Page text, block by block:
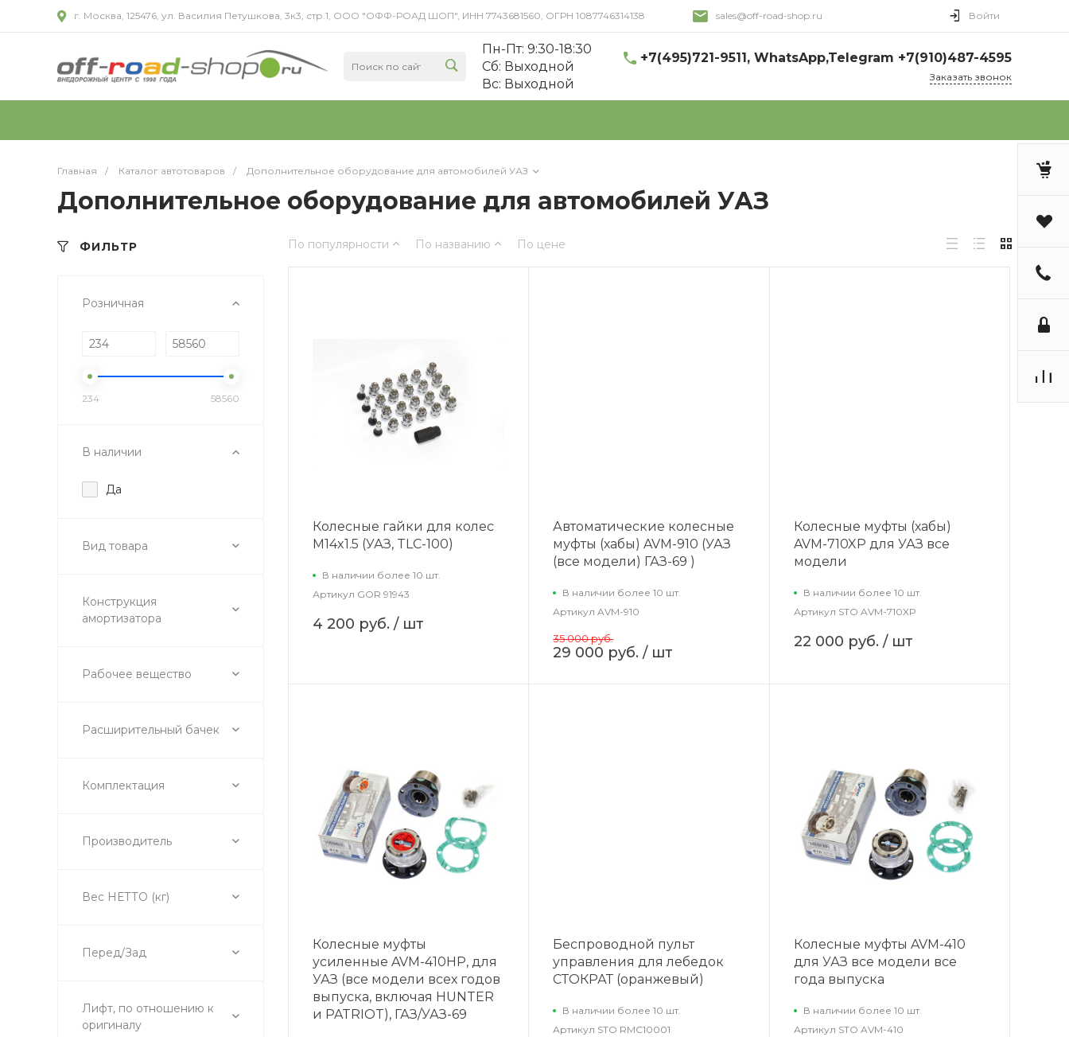
г. Москва, 125476, ул. Василия Петушкова, 3к3, стр.1, ООО "ОФФ-РОАД ШОП", ИНН 7743681560, ОГРН 1087746314138 sales@off-road-shop.ru Войти
Пн-Пт: 9:30-18:30
Cб: Выходной
Вс: Выходной
+7(495)721-9511, WhatsApp,Telegram +7(910)487-4595
Заказать звонок
Главная / Каталог автотоваров / Дополнительное оборудование для автомобилей УАЗ
Дополнительное оборудование для автомобилей УАЗ
ФИЛЬТР
Розничная
234 58560
В наличии
Да
Вид товара
Конструкция
амортизатора
Рабочее вещество
Расширительный бачек
Комплектация
Производитель
Вес НЕТТО (кг)
Перед/Зад
Лифт, по отношению к
оригиналу
По популярности По названию По цене
Колесные гайки для колес
М14x1.5 (УАЗ, TLC-100)
В наличии более 10 шт.
Артикул GOR 91943
4 200 руб. / шт
Автоматические колесные
муфты (хабы) AVM-910 (УАЗ
(все модели) ГАЗ-69 )
В наличии более 10 шт.
Артикул AVM-910
35 000 руб.
29 000 руб./ шт
Колесные муфты (хабы)
AVM-710XP для УАЗ все
модели
В наличии более 10 шт.
Артикул STO AVM-710XP
22 000 руб. / шт
Колесные муфты
усиленные AVM-410HP, для
УАЗ (все модели всех годов
выпуска, включая HUNTER
и PATRIOT), ГАЗ/УАЗ-69
Беспроводной пульт
управления для лебедок
СТОКРАТ (оранжевый)
В наличии более 10 шт.
Артикул STO RMC10001
Колесные муфты AVM-410
для УАЗ все модели все
года выпуска
В наличии более 10 шт.
Артикул STO AVM-410